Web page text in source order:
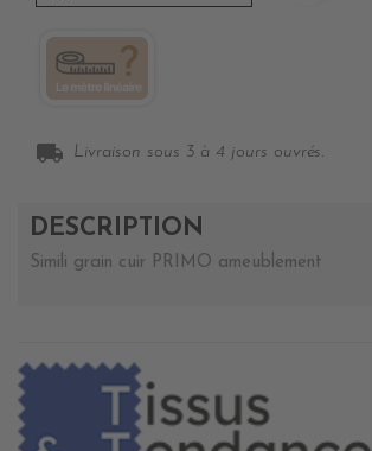
local_shipping Livraison sous 3 à 4 jours ouvrés.
DESCRIPTION
Simili grain cuir PRIMO ameublement